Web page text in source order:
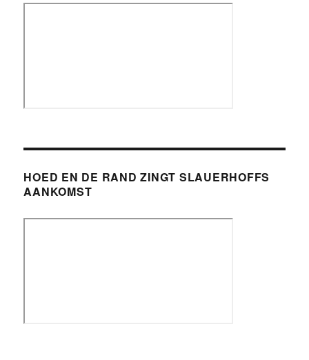
HOED EN DE RAND ZINGT SLAUERHOFFS
AANKOMST